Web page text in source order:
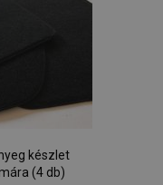
készlet
(4 db)